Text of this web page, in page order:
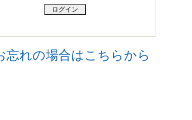
れの場合はこちらから